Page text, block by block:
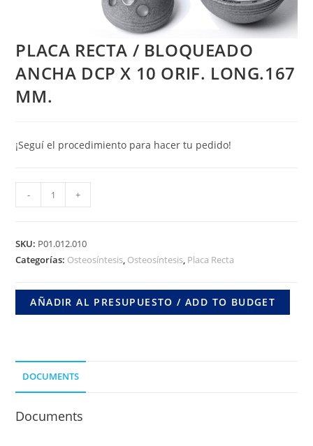
PLACA RECTA / BLOQUEADO
ANCHA DCP X 10 ORIF. LONG.167
MM.
¡Seguí el procedimiento para hacer tu pedido!
RECTA
BLOQUEADO
ANCHA
10
MM.
cantidad
- +
SKU: P01.012.010
Categorías: Osteosíntesis, Osteosíntesis, Placa Recta
AÑADIR AL PRESUPUESTO / ADD TO BUDGET
DOCUMENTS
Documents